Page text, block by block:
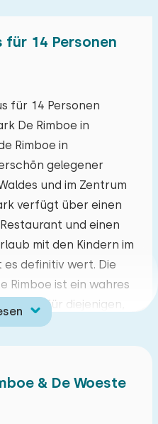
für 14 Personen
für 14 Personen
De Rimboe in
Rimboe in
gelegener
und im Zentrum
verfügt über einen
und einen
mit den Kindern im
es definitiv wert. Die
Rimboe ist ein wahres
und für diejenigen,
die Landschaft von
oder Apeldoorn
es auch schöne
viele andere
2026
Fr Sa
31 01
07 08 09
14 15 16
21 22 23
& De Woeste